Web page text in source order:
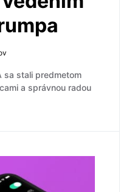
sa stali predmetom
a správnou radou